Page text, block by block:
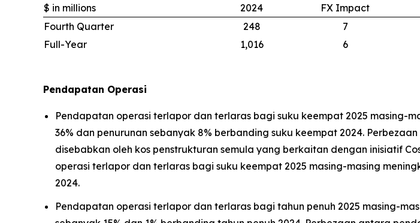
$ in millions 2024 FX Impact
Fourth Quarter
248 7
Full-Year
1,016 6
Pendapatan Operasi
Pendapatan operasi terlapor dan terlaras bagi suku keempat 2025 masing-
36% dan penurunan sebanyak 8% berbanding suku keempat 2024.
disebabkan oleh kos penstrukturan semula yang berkaitan dengan inisiatif
operasi terlapor dan terlaras bagi suku keempat 2025 masing-masing
2024.
Pendapatan operasi terlapor dan terlaras bagi tahun penuh 2025 masing-